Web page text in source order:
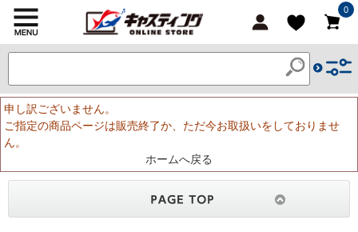
0
申し訳ございません。
ご指定の商品ページは販売終了か、ただ今お取扱いをしておりませ
ん。
ホームへ戻る